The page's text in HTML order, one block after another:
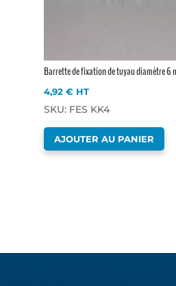
Barrette de fixation de tuyau diamètre 6
4,92€ HT
SKU: FES KK4
AJOUTER AU PANIER